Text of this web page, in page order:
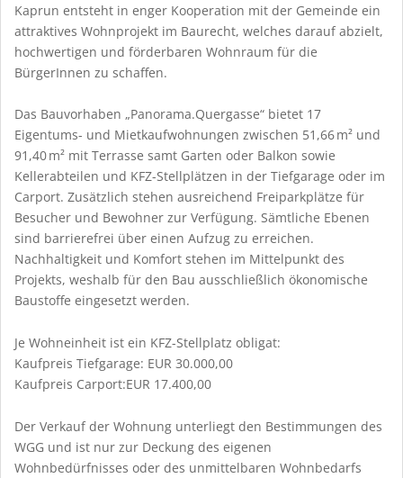
Kaprun entsteht in enger Kooperation mit der Gemeinde ein
attraktives Wohnprojekt im Baurecht, welches darauf abzielt,
hochwertigen und förderbaren Wohnraum für die
BürgerInnen zu schaffen.
Das Bauvorhaben „Panorama.Quergasse“ bietet 17
Eigentums- und Mietkaufwohnungen zwischen 51,66 m² und
91,40 m² mit Terrasse samt Garten oder Balkon sowie
Kellerabteilen und KFZ-Stellplätzen in der Tiefgarage oder im
Carport. Zusätzlich stehen ausreichend Freiparkplätze für
Besucher und Bewohner zur Verfügung. Sämtliche Ebenen
sind barrierefrei über einen Aufzug zu erreichen.
Nachhaltigkeit und Komfort stehen im Mittelpunkt des
Projekts, weshalb für den Bau ausschließlich ökonomische
Baustoffe eingesetzt werden.
Je Wohneinheit ist ein KFZ-Stellplatz obligat:
Kaufpreis Tiefgarage: EUR 30.000,00
Kaufpreis Carport:EUR 17.400,00
Der Verkauf der Wohnung unterliegt den Bestimmungen des
WGG und ist nur zur Deckung des eigenen
Wohnbedürfnisses oder des unmittelbaren Wohnbedarfs